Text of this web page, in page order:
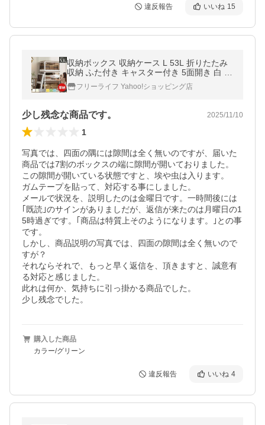
違反報告 いいね 15
収納ボックス 収納ケース L 53L 折りたたみ
収納 ふた付き キャスター付き 5面開き 白 ホ
ワイト おしゃれ プラスチック 衣装ケース コ
ンテナ ボックス 衣類
フリーライフ Yahoo!ショッピング店
少し残念な商品です。 2025/11/10
1
写真では、四面の隅には隙間は全く無いのですが、届いた
商品では7割のボックスの端に隙間が開いておりました。
この隙間が開いている状態ですと、埃や虫は入ります。
ガムテープを貼って、対応する事にしました。
メールで状況を、説明したのは金曜日です。一時間後には
｢既読｣のサインがありましだが、返信が来たのは月曜日の1
5時過ぎです。｢商品は特質上そのようになります。｣との事
です。
しかし、商品説明の写真では、四面の隙間は全く無いので
すが？
それならそれで、もっと早く返信を、頂きますと、誠意有
る対応と感じました。
此れは何か、気持ちに引っ掛かる商品でした。
少し残念でした。
購入した商品
カラー/グリーン
違反報告 いいね 4